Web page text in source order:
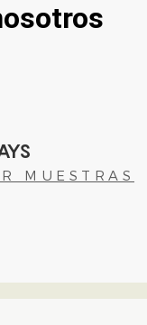
MUESTRAS